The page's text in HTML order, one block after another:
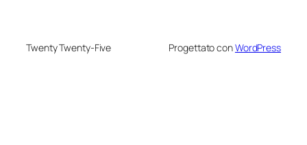
Twenty Twenty-Five Progettato conWordPress